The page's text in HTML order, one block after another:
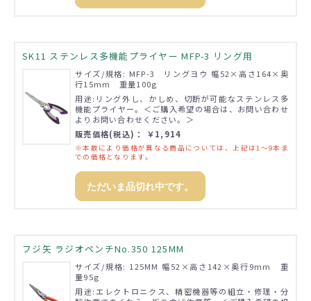
SK11 ステンレス多機能プライヤー MFP-3 リング用
サイズ/規格: MFP-3 リングヨウ 幅52×高さ164×奥
行15mm 重量100g
用途:リング外し、かしめ、切断が可能なステンレス多
機能プライヤー。＜ご購入希望の場合は、お問い合わせ
よりお問い合わせください。＞
販売価格(税込)： ￥1,914
※本数により価格が異なる商品については、上記は1～9本ま
での価格となります。
ただいま品切れ中です。
フジ矢 ラジオペンチNo.350 125MM
サイズ/規格: 125MM 幅52×高さ142×奥行9mm 重
量95g
用途:エレクトロニクス、精密機器等の組立・修理・分